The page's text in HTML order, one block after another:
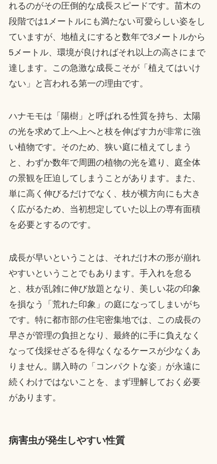
れるのがその圧倒的な成長スピードです。苗木の
段階では1メートルにも満たない可愛らしい姿をし
ていますが、地植えにすると数年で3メートルから
5メートル、環境が良ければそれ以上の高さにまで
達します。この急激な成長こそが「植えてはいけ
ない」と言われる第一の理由です。
ハナモモは「陽樹」と呼ばれる性質を持ち、太陽
の光を求めて上へ上へと枝を伸ばす力が非常に強
い植物です。そのため、狭い庭に植えてしまう
と、わずか数年で周囲の植物の光を遮り、庭全体
の景観を圧迫してしまうことがあります。また、
単に高く伸びるだけでなく、枝が横方向にも大き
く広がるため、当初想定していた以上の専有面積
を必要とするのです。
成長が早いということは、それだけ木の形が崩れ
やすいということでもあります。手入れを怠る
と、枝が乱雑に伸び放題となり、美しい花の印象
を損なう「荒れた印象」の庭になってしまいがち
です。特に都市部の住宅密集地では、この成長の
早さが管理の負担となり、最終的に手に負えなく
なって伐採せざるを得なくなるケースが少なくあ
りません。購入時の「コンパクトな姿」が永遠に
続くわけではないことを、まず理解しておく必要
があります。
病害虫が発生しやすい性質